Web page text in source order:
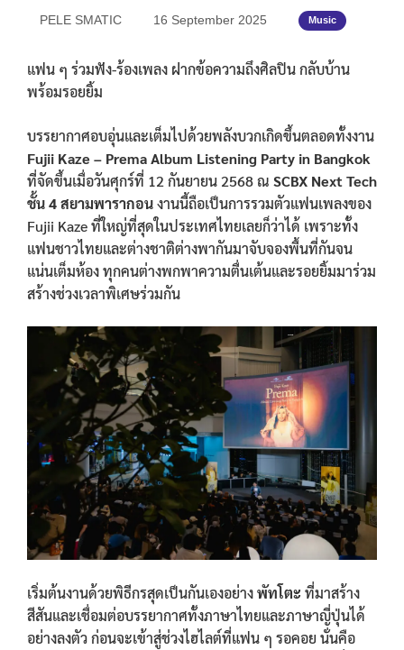
PELE SMATIC 16 September 2025 Music
แฟน ๆ ร่วมฟัง-ร้องเพลง ฝากข้อความถึงศิลปิน กลับบ้าน
พร้อมรอยยิ้ม
บรรยากาศอบอุ่นและเต็มไปด้วยพลังบวกเกิดขึ้นตลอดทั้งงาน
Fujii Kaze – Prema Album Listening Party in Bangkok
ที่จัดขึ้นเมื่อวันศุกร์ที่ 12 กันยายน 2568 ณ SCBX Next Tech
ชั้น 4 สยามพารากอนงานนี้ถือเป็นการรวมตัวแฟนเพลงของ
Fujii Kaze ที่ใหญ่ที่สุดในประเทศไทยเลยก็ว่าได้ เพราะทั้ง
แฟนชาวไทยและต่างชาติต่างพากันมาจับจองพื้นที่กันจน
แน่นเต็มห้อง ทุกคนต่างพกพาความตื่นเต้นและรอยยิ้มมาร่วม
สร้างช่วงเวลาพิเศษร่วมกัน
เริ่มต้นงานด้วยพิธีกรสุดเป็นกันเองอย่างพัทโตะ ที่มาสร้าง
สีสันและเชื่อมต่อบรรยากาศทั้งภาษาไทยและภาษาญี่ปุ่นได้
อย่างลงตัว ก่อนจะเข้าสู่ช่วงไฮไลต์ที่แฟน ๆ รอคอย นั่นคือ